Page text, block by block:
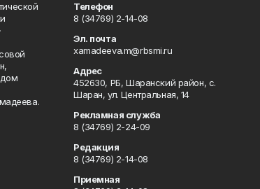
дом
Телефон
8 (34769) 2-14-08
Эл. почта
xamadeeva.m@rbsmi.ru
Адрес
452630, РБ, Шаранский район, с.
Шаран, ул. Центральная, 14
Рекламная служба
8 (34769) 2-24-09
Редакция
8 (34769) 2-14-08
Приемная